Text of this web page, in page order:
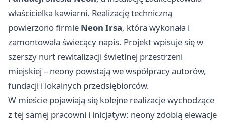
właścicielka kawiarni. Realizację techniczną
powierzono firmie Neon Irsa, która wykonała i
zamontowała świecący napis. Projekt wpisuje się w
szerszy nurt rewitalizacji świetlnej przestrzeni
miejskiej – neony powstają we współpracy autorów,
fundacji i lokalnych przedsiębiorców.
W mieście pojawiają się kolejne realizacje wychodzące
z tej samej pracowni i inicjatyw: neony zdobią elewacje